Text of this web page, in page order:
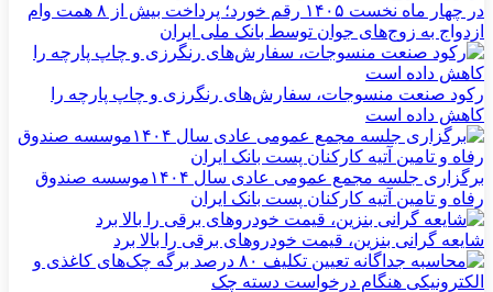
در چهار ماه نخست ۱۴۰۵ رقم خورد؛ پرداخت بیش از ۸ همت وام
ازدواج به زوج‌های جوان توسط بانک ملی ایران
رکود صنعت منسوجات، سفارش‌های رنگرزی و چاپ پارچه را
کاهش داده است
برگزاری جلسه مجمع عمومی عادی سال ۱۴۰۴موسسه صندوق
رفاه و تامین آتیه کارکنان پست بانک ایران
شایعه گرانی بنزین، قیمت خودروهای برقی را بالا برد